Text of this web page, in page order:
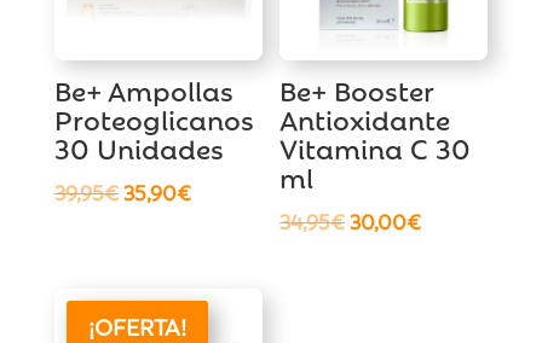
Be+ Ampollas
Proteoglicanos
30 Unidades
39,95€El
39,95€.
35,90€El
35,90€.
Be+ Booster
Antioxidante
Vitamina C 30
ml
34,95€El
30,00€El
¡OFERTA!